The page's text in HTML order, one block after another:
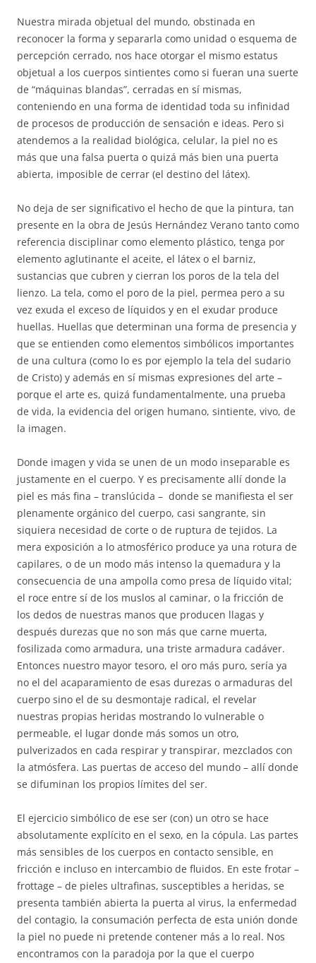
Nuestra mirada objetual del mundo, obstinada en
reconocer la forma y separarla como unidad o esquema de
percepción cerrado, nos hace otorgar el mismo estatus
objetual a los cuerpos sintientes como si fueran una suerte
de “máquinas blandas”, cerradas en sí mismas,
conteniendo en una forma de identidad toda su infinidad
de procesos de producción de sensación e ideas. Pero si
atendemos a la realidad biológica, celular, la piel no es
más que una falsa puerta o quizá más bien una puerta
abierta, imposible de cerrar (el destino del látex).
No deja de ser significativo el hecho de que la pintura, tan
presente en la obra de Jesús Hernández Verano tanto como
referencia disciplinar como elemento plástico, tenga por
elemento aglutinante el aceite, el látex o el barniz,
sustancias que cubren y cierran los poros de la tela del
lienzo. La tela, como el poro de la piel, permea pero a su
vez exuda el exceso de líquidos y en el exudar produce
huellas. Huellas que determinan una forma de presencia y
que se entienden como elementos simbólicos importantes
de una cultura (como lo es por ejemplo la tela del sudario
de Cristo) y además en sí mismas expresiones del arte –
porque el arte es, quizá fundamentalmente, una prueba
de vida, la evidencia del origen humano, sintiente, vivo, de
la imagen.
Donde imagen y vida se unen de un modo inseparable es
justamente en el cuerpo. Y es precisamente allí donde la
piel es más fina – translúcida – donde se manifiesta el ser
plenamente orgánico del cuerpo, casi sangrante, sin
siquiera necesidad de corte o de ruptura de tejidos. La
mera exposición a lo atmosférico produce ya una rotura de
capilares, o de un modo más intenso la quemadura y la
consecuencia de una ampolla como presa de líquido vital;
el roce entre sí de los muslos al caminar, o la fricción de
los dedos de nuestras manos que producen llagas y
después durezas que no son más que carne muerta,
fosilizada como armadura, una triste armadura cadáver.
Entonces nuestro mayor tesoro, el oro más puro, sería ya
no el del acaparamiento de esas durezas o armaduras del
cuerpo sino el de su desmontaje radical, el revelar
nuestras propias heridas mostrando lo vulnerable o
permeable, el lugar donde más somos un otro,
pulverizados en cada respirar y transpirar, mezclados con
la atmósfera. Las puertas de acceso del mundo – allí donde
se difuminan los propios límites del ser.
El ejercicio simbólico de ese ser (con) un otro se hace
absolutamente explícito en el sexo, en la cópula. Las partes
más sensibles de los cuerpos en contacto sensible, en
fricción e incluso en intercambio de fluidos. En este frotar –
frottage – de pieles ultrafinas, susceptibles a heridas, se
presenta también abierta la puerta al virus, la enfermedad
del contagio, la consumación perfecta de esta unión donde
la piel no puede ni pretende contener más a lo real. Nos
encontramos con la paradoja por la que el cuerpo